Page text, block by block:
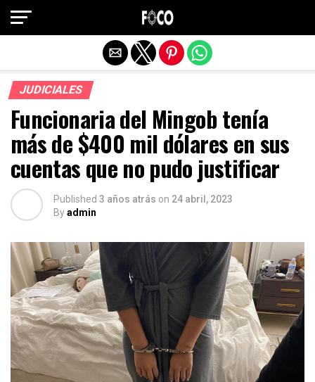
JUDICIALES
Funcionaria del Mingob tenía
más de $400 mil dólares en sus
cuentas que no pudo justificar
Published 3 años atrás on 24 abril, 2023
Byadmin
Salir de la versión móvil